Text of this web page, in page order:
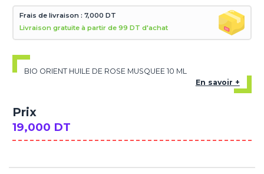
Frais de livraison : 7,000 DT
Livraison gratuite à partir de 99 DT d'achat
BIO ORIENT HUILE DE ROSE MUSQUEE 10 ML
En savoir +
Prix
19,000 DT